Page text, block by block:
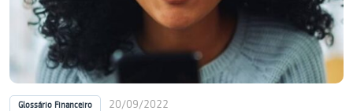
Glossário Financeiro 20/09/2022